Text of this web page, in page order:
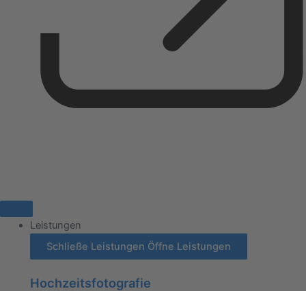
Leistungen
Schließe Leistungen Öffne Leistungen
Hochzeitsfotografie